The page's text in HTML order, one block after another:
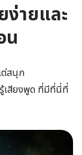
ง่ายและ
น
สนุก
เสียงพูด ที่มีที่นี่ที่